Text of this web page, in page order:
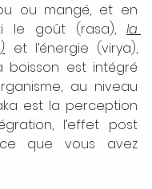
ou mangé, et en
le goût (rasa), la
) et l’énergie (virya),
boisson est intégré
au niveau
est la perception
l’effet post
que vous avez